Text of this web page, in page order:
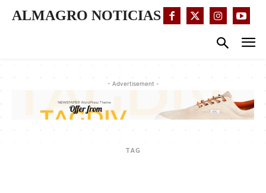
ALMAGRO NOTICIAS
- Advertisement -
TAG